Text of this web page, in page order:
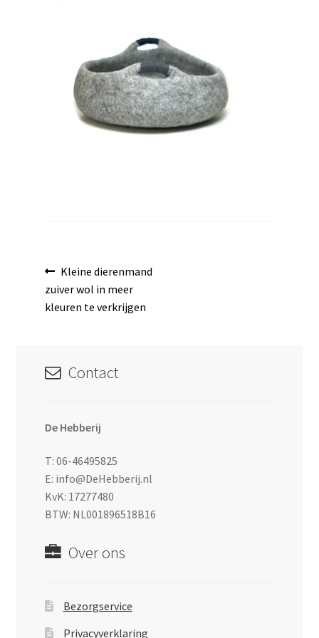
Bericht
navigatie
Vorig
bericht:
Kleine dierenmand
zuiver wol in meer
kleuren te verkrijgen
Contact
De Hebberij
T: 06-46495825
E: info@DeHebberij.nl
KvK: 17277480
BTW: NL001896518B16
Over ons
Bezorgservice
Privacyverklaring